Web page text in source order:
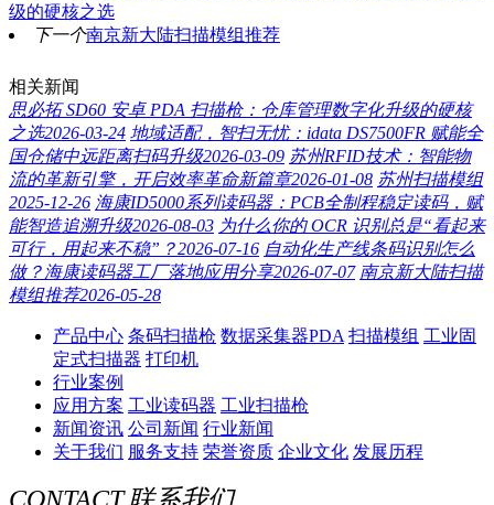
级的硬核之选
下一个南京新大陆扫描模组推荐
相关新闻
思必拓 SD60 安卓 PDA 扫描枪：仓库管理数字化升级的硬核
之选2026-03-24 地域适配，智扫无忧：idata DS7500FR 赋能全
国仓储中远距离扫码升级2026-03-09 苏州RFID技术：智能物
流的革新引擎，开启效率革命新篇章2026-01-08 苏州扫描模组
2025-12-26 海康ID5000系列读码器：PCB全制程稳定读码，赋
能智造追溯升级2026-08-03 为什么你的 OCR 识别总是“看起来
可行，用起来不稳”？2026-07-16 自动化生产线条码识别怎么
做？海康读码器工厂落地应用分享2026-07-07 南京新大陆扫描
模组推荐2026-05-28
产品中心 条码扫描枪 数据采集器PDA 扫描模组 工业固
定式扫描器 打印机
行业案例
应用方案 工业读码器 工业扫描枪
新闻资讯 公司新闻 行业新闻
关于我们 服务支持 荣誉资质 企业文化 发展历程
CONTACT 联系我们